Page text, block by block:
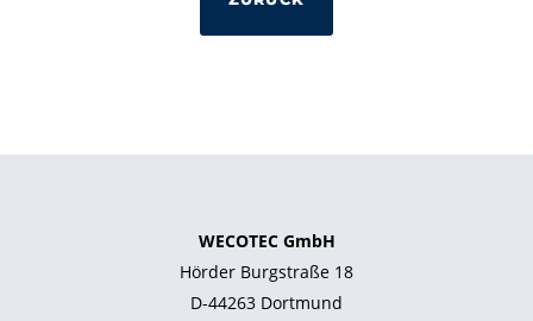
WECOTEC GmbH
Hörder Burgstraße 18
D-44263 Dortmund